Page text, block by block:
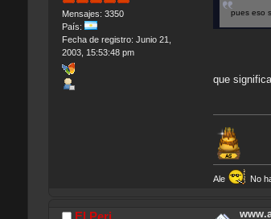
Mensajes: 3350
País:
Fecha de registro: Junio 21,
2003, 15:53:48 pm
pues eso
que
Ale No